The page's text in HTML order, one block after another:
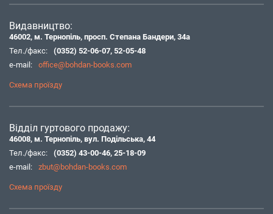
Видавництво:
46002, м. Тернопіль, просп. Степана Бандери, 34а
Тел./факс:
(0352) 52-06-07, 52-05-48
e-mail:
office@bohdan-books.com
Схема проїзду
Відділ гуртового продажу:
46008, м. Тернопіль, вул. Подільська, 44
Тел./факс:
(0352) 43-00-46, 25-18-09
e-mail:
zbut@bohdan-books.com
Схема проїзду